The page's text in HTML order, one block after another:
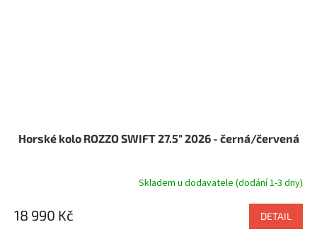
Horské kolo ROZZO SWIFT 27.5" 2026 - černá/červená
Skladem u dodavatele (dodání 1-3 dny)
18 990 Kč DETAIL